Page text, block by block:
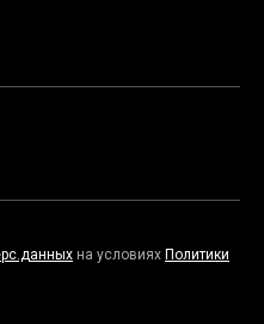
на условиях Политики